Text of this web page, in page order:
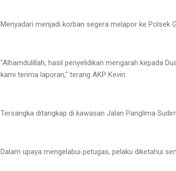
Menyadari menjadi korban segera melapor ke Polsek
"Alhamdulillah, hasil penyelidikan mengarah kepada
kami terima laporan," terang AKP Kevin.
Tersangka ditangkap di kawasan Jalan Panglima
Dalam upaya mengelabui petugas, pelaku diketahui